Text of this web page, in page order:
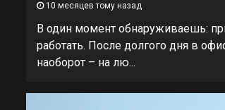
10 месяцев тому назад
В один момент обнаруживаешь:
работать. После долгого дня в
наоборот – на лю...